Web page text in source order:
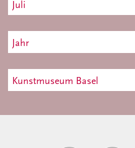
Juli
Jahr
Kunstmuseum Basel